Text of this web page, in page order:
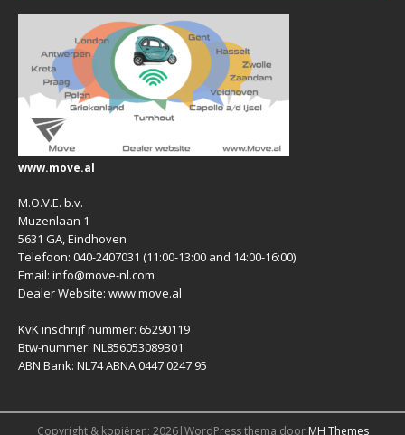
www.move.al
M.O.V.E. b.v.
Muzenlaan 1
5631 GA, Eindhoven
Telefoon: 040-2407031 (11:00-13:00 and 14:00-16:00)
Email: info@move-nl.com
Dealer Website: www.move.al
KvK inschrijf nummer: 65290119
Btw-nummer: NL856053089B01
ABN Bank: NL74 ABNA 0447 0247 95
Copyright & kopiëren; 2026|WordPress thema door MH Themes